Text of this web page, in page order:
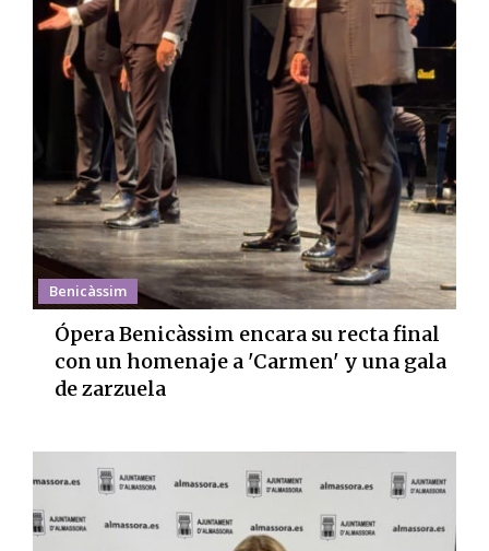
Benicàssim
Ópera Benicàssim encara su recta final
con un homenaje a 'Carmen' y una gala
de zarzuela